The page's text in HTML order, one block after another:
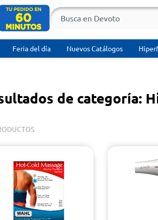
Feria del día Nuevos Catálogos
de categoría: